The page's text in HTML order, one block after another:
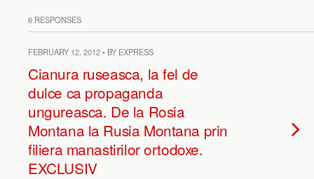
6 RESPONSES
FEBRUARY 12, 2012 • BY EXPRESS
Cianura ruseasca, la fel de
dulce ca propaganda
ungureasca. De la Rosia
Montana la Rusia Montana prin
filiera manastirilor ortodoxe.
EXCLUSIV